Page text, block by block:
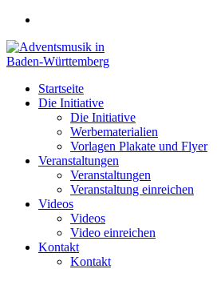
Zum
springen
Startseite
Die Initiative
Die Initiative
Werbematerialien
Vorlagen Plakate und Flyer
Veranstaltungen
Veranstaltungen
Veranstaltung einreichen
Videos
Videos
Video einreichen
Kontakt
Kontakt